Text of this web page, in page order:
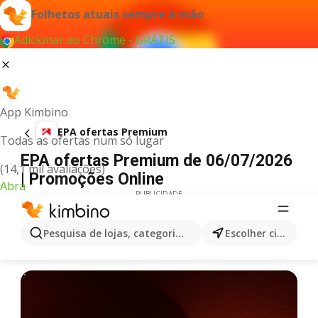
Folhetos atuais sempre à mão
Adicionar ao Chrome - GRÁTIS
App Kimbino
Todas as ofertas num só lugar
(14,1 mil avaliações)
Abra
Pesquisa de lojas, categorias,produtos... Escolher cidade
EPA ofertas Premium
EPA ofertas Premium de 06/07/2026
| Promoções Online
PUBLICIDADE